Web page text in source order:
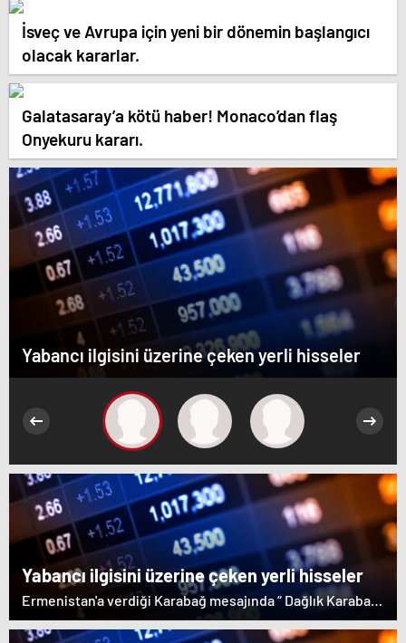
İsveç ve Avrupa için yeni bir dönemin başlangıcı
olacak kararlar.
Galatasaray’a kötü haber! Monaco’dan flaş
Onyekuru kararı.
Yabancı ilgisini üzerine çeken yerli hisseler
Yabancı ilgisini üzerine çeken yerli hisseler
Ermenistan'a verdiği Karabağ mesajında “ Dağlık Karabağ
ve çevresindeki bölgeler Azerbaycan Cumhuriyeti'nin
ayrılmaz bir parçasıdır” dedi. İstifa çağrılarını kabul